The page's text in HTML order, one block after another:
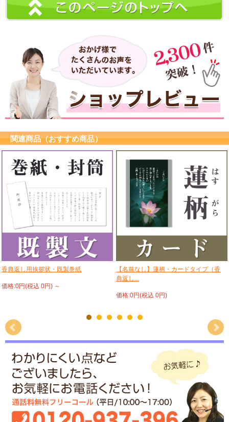
関連商品（おすすめ商品）
香典返し用挨拶状・既製巻紙
価格:0円(税込 0円) ～
【名前なし】蓮柄・カードタイプ（香
典返し...
価格:0円(税込 0円)